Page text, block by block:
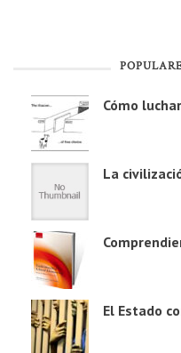
Cómo
La
El Estado